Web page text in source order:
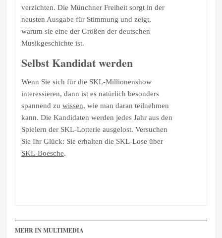
verzichten. Die Münchner Freiheit sorgt in der
neusten Ausgabe für Stimmung und zeigt,
warum sie eine der Größen der deutschen
Musikgeschichte ist.
Selbst Kandidat werden
Wenn Sie sich für die SKL-Millionenshow
interessieren, dann ist es natürlich besonders
spannend zu wissen, wie man daran teilnehmen
kann. Die Kandidaten werden jedes Jahr aus den
Spielern der SKL-Lotterie ausgelost. Versuchen
Sie Ihr Glück: Sie erhalten die SKL-Lose über
SKL-Boesche.
MEHR IN MULTIMEDIA